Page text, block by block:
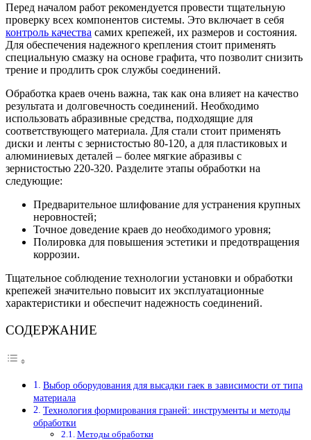
Перед началом работ рекомендуется провести тщательную
проверку всех компонентов системы. Это включает в себя
контроль качества самих крепежей, их размеров и состояния.
Для обеспечения надежного крепления стоит применять
специальную смазку на основе графита, что позволит снизить
трение и продлить срок службы соединений.
Обработка краев очень важна, так как она влияет на качество
результата и долговечность соединений. Необходимо
использовать абразивные средства, подходящие для
соответствующего материала. Для стали стоит применять
диски и ленты с зернистостью 80-120, а для пластиковых и
алюминиевых деталей – более мягкие абразивы с
зернистостью 220-320. Разделите этапы обработки на
следующие:
Предварительное шлифование для устранения крупных
неровностей;
Точное доведение краев до необходимого уровня;
Полировка для повышения эстетики и предотвращения
коррозии.
Тщательное соблюдение технологии установки и обработки
крепежей значительно повысит их эксплуатационные
характеристики и обеспечит надежность соединений.
СОДЕРЖАНИЕ
Выбор оборудования для высадки гаек в зависимости от типа
материала
Технология формирования граней: инструменты и методы
обработки
Методы обработки